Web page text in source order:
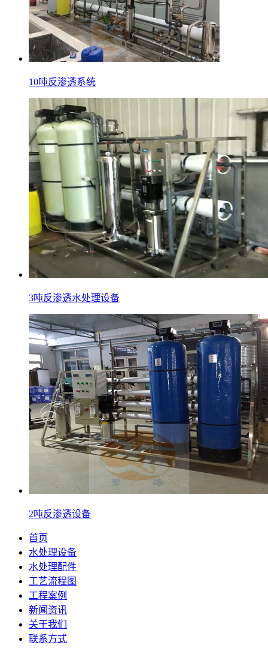
10吨反渗透系统
3吨反渗透水处理设备
2吨反渗透设备
首页
水处理设备
水处理配件
工艺流程图
工程案例
新闻资讯
关于我们
联系方式